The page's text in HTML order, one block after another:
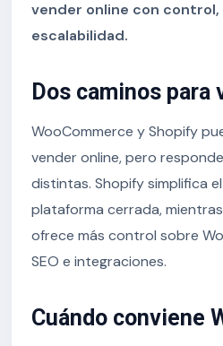
vender online con control,
escalabilidad.
Dos caminos para
WooCommerce y Shopify
vender online, pero
distintas. Shopify simplifica
plataforma cerrada,
ofrece más control sobre
SEO e integraciones.
Cuándo conviene